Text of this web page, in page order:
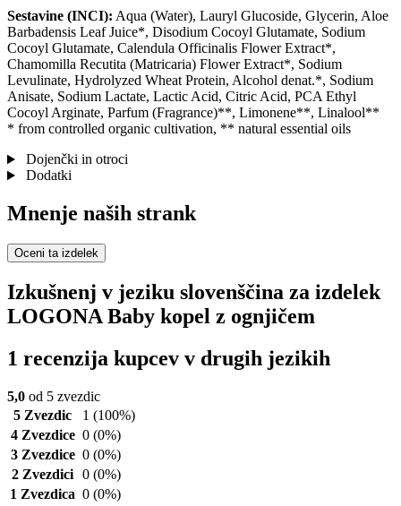
Sestavine (INCI): Aqua (Water), Lauryl Glucoside, Glycerin, Aloe
Barbadensis Leaf Juice*, Disodium Cocoyl Glutamate, Sodium
Cocoyl Glutamate, Calendula Officinalis Flower Extract*,
Chamomilla Recutita (Matricaria) Flower Extract*, Sodium
Levulinate, Hydrolyzed Wheat Protein, Alcohol denat.*, Sodium
Anisate, Sodium Lactate, Lactic Acid, Citric Acid, PCA Ethyl
Cocoyl Arginate, Parfum (Fragrance)**, Limonene**, Linalool**
* from controlled organic cultivation, ** natural essential oils
Dojenčki in otroci
Dodatki
Mnenje naših strank
Oceni ta izdelek
Izkušnenj v jeziku slovenščina za izdelek
LOGONA Baby kopel z ognjičem
1 recenzija kupcev v drugih jezikih
5,0 od 5 zvezdic
5 Zvezdic
1 (100%)
4 Zvezdice 0 (0%)
3 Zvezdice 0 (0%)
2 Zvezdici 0 (0%)
1 Zvezdica 0 (0%)